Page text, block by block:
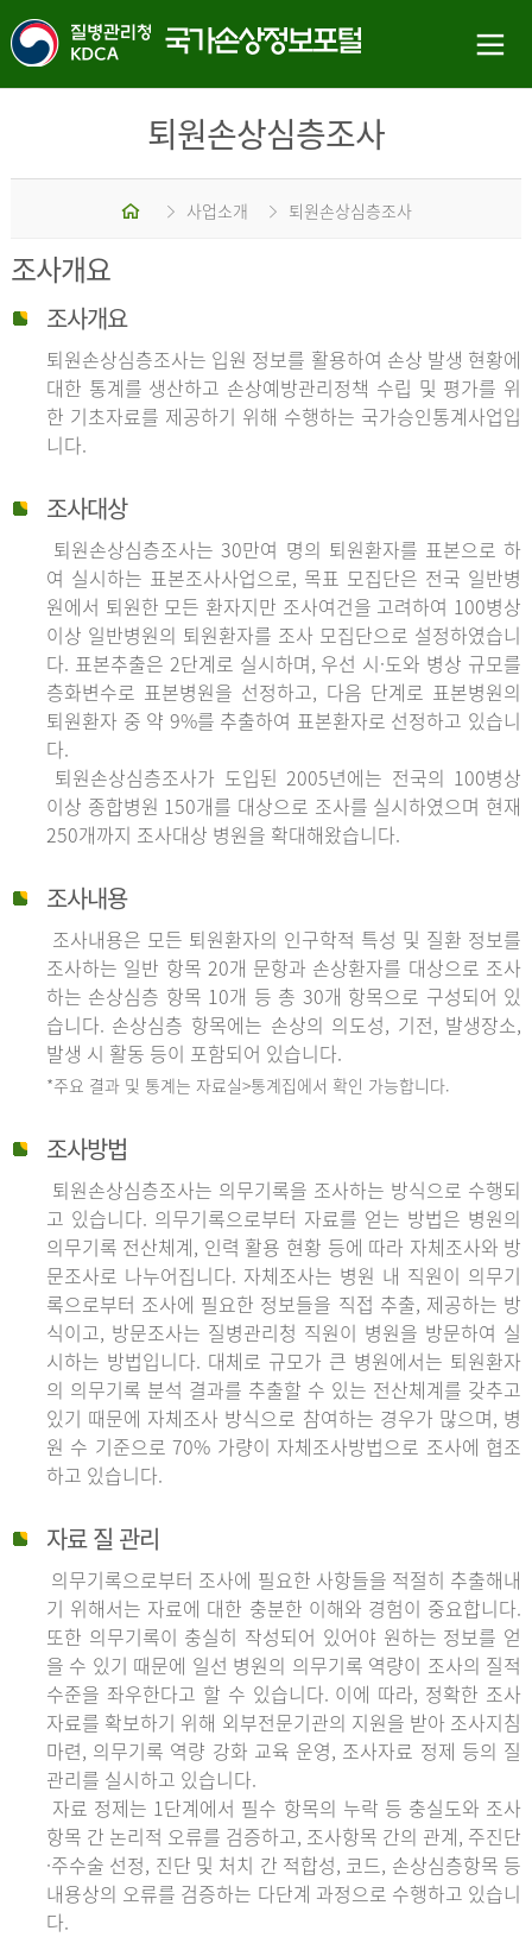
퇴원손상심층조사
홈 사업소개 퇴원손상심층조사
조사개요
조사개요
퇴원손상심층조사는 입원 정보를 활용하여 손상 발생 현황에
대한 통계를 생산하고 손상예방관리정책 수립 및 평가를 위
한 기초자료를 제공하기 위해 수행하는 국가승인통계사업입
니다.
조사대상
퇴원손상심층조사는 30만여 명의 퇴원환자를 표본으로 하
여 실시하는 표본조사사업으로, 목표 모집단은 전국 일반병
원에서 퇴원한 모든 환자지만 조사여건을 고려하여 100병상
이상 일반병원의 퇴원환자를 조사 모집단으로 설정하였습니
다. 표본추출은 2단계로 실시하며, 우선 시·도와 병상 규모를
층화변수로 표본병원을 선정하고, 다음 단계로 표본병원의
퇴원환자 중 약 9%를 추출하여 표본환자로 선정하고 있습니
다.
퇴원손상심층조사가 도입된 2005년에는 전국의 100병상
이상 종합병원 150개를 대상으로 조사를 실시하였으며 현재
250개까지 조사대상 병원을 확대해왔습니다.
조사내용
조사내용은 모든 퇴원환자의 인구학적 특성 및 질환 정보를
조사하는 일반 항목 20개 문항과 손상환자를 대상으로 조사
하는 손상심층 항목 10개 등 총 30개 항목으로 구성되어 있
습니다. 손상심층 항목에는 손상의 의도성, 기전, 발생장소,
발생 시 활동 등이 포함되어 있습니다.
*주요 결과 및 통계는 자료실>통계집에서 확인 가능합니다.
조사방법
퇴원손상심층조사는 의무기록을 조사하는 방식으로 수행되
고 있습니다. 의무기록으로부터 자료를 얻는 방법은 병원의
의무기록 전산체계, 인력 활용 현황 등에 따라 자체조사와 방
문조사로 나누어집니다. 자체조사는 병원 내 직원이 의무기
록으로부터 조사에 필요한 정보들을 직접 추출, 제공하는 방
식이고, 방문조사는 질병관리청 직원이 병원을 방문하여 실
시하는 방법입니다. 대체로 규모가 큰 병원에서는 퇴원환자
의 의무기록 분석 결과를 추출할 수 있는 전산체계를 갖추고
있기 때문에 자체조사 방식으로 참여하는 경우가 많으며, 병
원 수 기준으로 70% 가량이 자체조사방법으로 조사에 협조
하고 있습니다.
자료 질 관리
의무기록으로부터 조사에 필요한 사항들을 적절히 추출해내
기 위해서는 자료에 대한 충분한 이해와 경험이 중요합니다.
또한 의무기록이 충실히 작성되어 있어야 원하는 정보를 얻
을 수 있기 때문에 일선 병원의 의무기록 역량이 조사의 질적
수준을 좌우한다고 할 수 있습니다. 이에 따라, 정확한 조사
자료를 확보하기 위해 외부전문기관의 지원을 받아 조사지침
마련, 의무기록 역량 강화 교육 운영, 조사자료 정제 등의 질
관리를 실시하고 있습니다.
자료 정제는 1단계에서 필수 항목의 누락 등 충실도와 조사
항목 간 논리적 오류를 검증하고, 조사항목 간의 관계, 주진단
·주수술 선정, 진단 및 처치 간 적합성, 코드, 손상심층항목 등
내용상의 오류를 검증하는 다단계 과정으로 수행하고 있습니
다.